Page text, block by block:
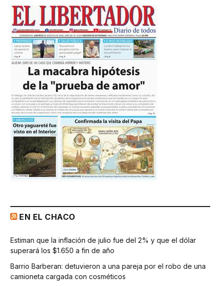
EN EL CHACO
Estiman que la inflación de julio fue del 2% y que el dólar
superará los $1.650 a fin de año
Barrio Barberan: detuvieron a una pareja por el robo de una
camioneta cargada con cosméticos